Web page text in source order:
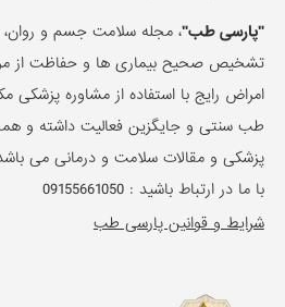
"پارسی طب"، مجله سلامت جسم و
تشخیص صحیح بیماری ها و حفاظت از
امراض رایج با استفاده از مشاوره پزشکی
طب سنتی و جایگزین فعالیت داشته و
پزشکی و مقالات سلامت و درمانی می
با ما در ارتباط باشید :09155661050
شرایط و قوانین پارسی طب